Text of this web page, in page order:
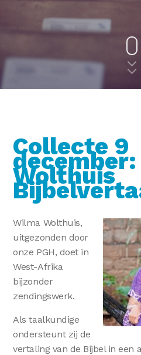
Collecte 9
Wolthuis
Wilma Wolthuis,
uitgezonden door
onze PGH, doet in
West-Afrika
bijzonder
zendingswerk.
Als taalkundige
ondersteunt zij de
vertaling van de Bijbel in een